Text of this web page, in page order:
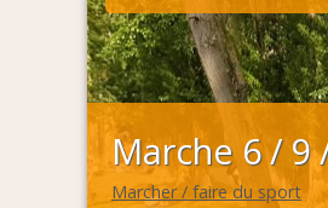
Marche 6 /
Marcher / faire du sport